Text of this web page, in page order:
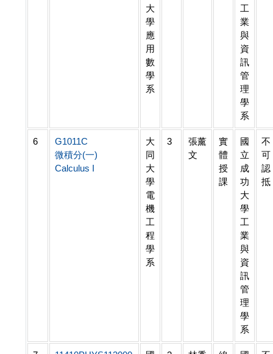
大
學
應
用
數
學
系
工
業
與
資
訊
管
理
學
系
6
G1011C
微積分(一)
Calculus I
大
同
大
學
電
機
工
程
學
系
3
張薰
文
實
體
授
課
國
立
成
功
大
學
工
業
與
資
訊
管
理
學
系
不
可
認
抵